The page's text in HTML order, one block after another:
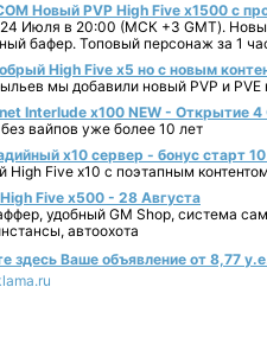
Новый PVP High Five x1500 с
Июля в 20:00 (МСК +3 GMT).
бафер. Топовый персонаж за 1
High Five x5 но с новым
мы добавили новый PVP и PVE
Interlude х100 NEW - Открытие 4
вайпов уже более 10 лет
х10 сервер - бонус старт
High Five x10 с поэтапным
Five x500 - 28 Августа
удобный GM Shop, система
автоохота
здесь Ваше объявление от 8,77